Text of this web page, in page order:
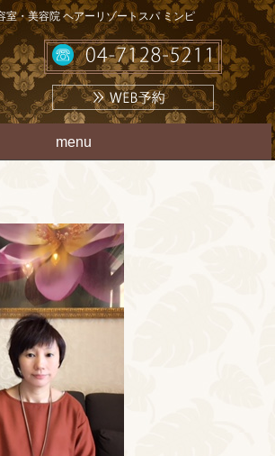
室・美容院 ヘアーリゾートスパ ミンピ
menu